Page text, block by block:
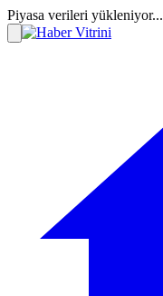
Piyasa verileri yükleniyor...